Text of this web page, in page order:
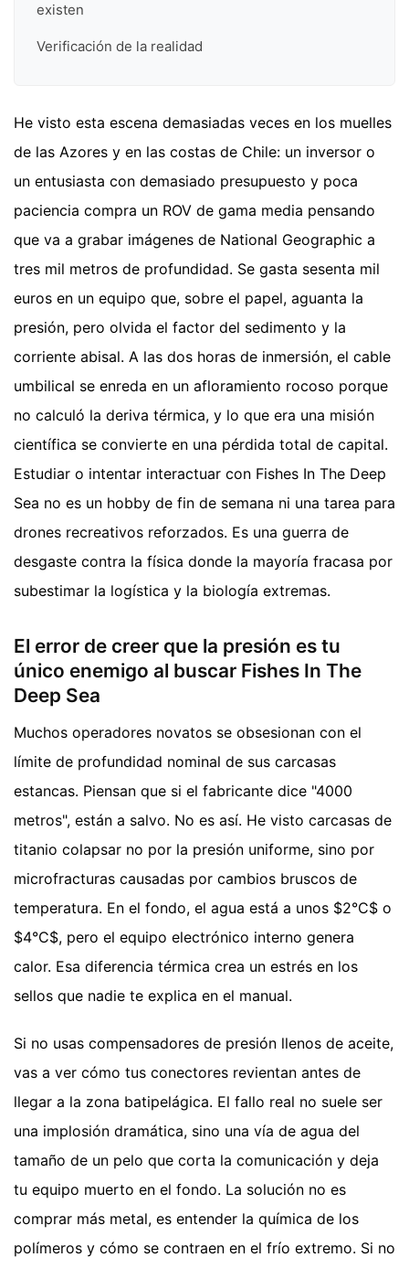
existen
Verificación de la realidad
He visto esta escena demasiadas veces en los muelles
de las Azores y en las costas de Chile: un inversor o
un entusiasta con demasiado presupuesto y poca
paciencia compra un ROV de gama media pensando
que va a grabar imágenes de National Geographic a
tres mil metros de profundidad. Se gasta sesenta mil
euros en un equipo que, sobre el papel, aguanta la
presión, pero olvida el factor del sedimento y la
corriente abisal. A las dos horas de inmersión, el cable
umbilical se enreda en un afloramiento rocoso porque
no calculó la deriva térmica, y lo que era una misión
científica se convierte en una pérdida total de capital.
Estudiar o intentar interactuar con Fishes In The Deep
Sea no es un hobby de fin de semana ni una tarea para
drones recreativos reforzados. Es una guerra de
desgaste contra la física donde la mayoría fracasa por
subestimar la logística y la biología extremas.
El error de creer que la presión es tu
único enemigo al buscar Fishes In The
Deep Sea
Muchos operadores novatos se obsesionan con el
límite de profundidad nominal de sus carcasas
estancas. Piensan que si el fabricante dice "4000
metros", están a salvo. No es así. He visto carcasas de
titanio colapsar no por la presión uniforme, sino por
microfracturas causadas por cambios bruscos de
temperatura. En el fondo, el agua está a unos $2°C$ o
$4°C$, pero el equipo electrónico interno genera
calor. Esa diferencia térmica crea un estrés en los
sellos que nadie te explica en el manual.
Si no usas compensadores de presión llenos de aceite,
vas a ver cómo tus conectores revientan antes de
llegar a la zona batipelágica. El fallo real no suele ser
una implosión dramática, sino una vía de agua del
tamaño de un pelo que corta la comunicación y deja
tu equipo muerto en el fondo. La solución no es
comprar más metal, es entender la química de los
polímeros y cómo se contraen en el frío extremo. Si no